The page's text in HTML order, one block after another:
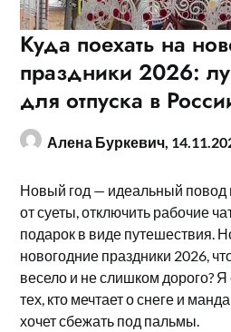
Куда поехать на
праздники 2026:
для отпуска в
Алена Буркевич,
Новый год — идеальный повод
от суеты, отключить рабочие
подарок в виде путешествия.
новогодние праздники 2026,
весело и не слишком дорого?
тех, кто мечтает о снеге и
хочет сбежать под пальмы.